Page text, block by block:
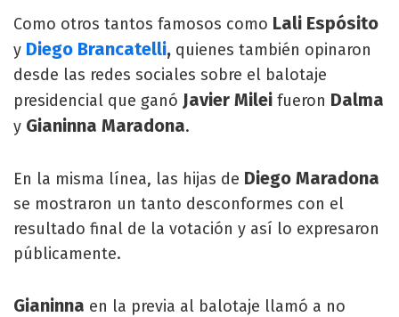
Como otros tantos famosos como Lali Espósito
y Diego Brancatelli, quienes también opinaron
desde las redes sociales sobre el balotaje
presidencial que ganó Javier Milei fueron Dalma
y Gianinna Maradona.
En la misma línea, las hijas de Diego Maradona
se mostraron un tanto desconformes con el
resultado final de la votación y así lo expresaron
públicamente.
Gianinna en la previa al balotaje llamó a no